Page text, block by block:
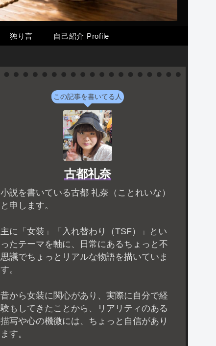
独り言 自己紹介 Profile
この記事を書いてる人
古都礼奈
小説を書いている古都 礼奈（ことれいな）
と申します。
主に「女装」「入れ替わり（TSF）」とい
ったテーマを軸に、日常にあるちょっと不
思議でちょっとリアルな物語を描いていま
す。
昔から女装に関心があり、実際に自分で経
験もしてきたことから、リアリティのある
描写や心の機微には、ちょっと自信があり
ます。